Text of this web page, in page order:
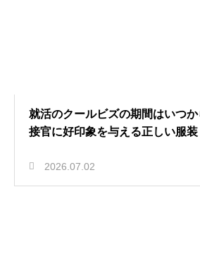
就活のクールビズの期間はいつ
接官に好印象を与える正しい服装
2026.07.02